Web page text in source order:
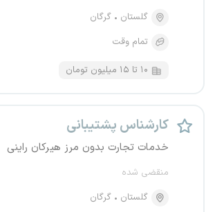
گلستان
گرگان
تمام وقت
۱۰ تا ۱۵ میلیون تومان
کارشناس پشتیبانی
خدمات تجارت بدون مرز هیرکان راینی
منقضی شده
گلستان
گرگان